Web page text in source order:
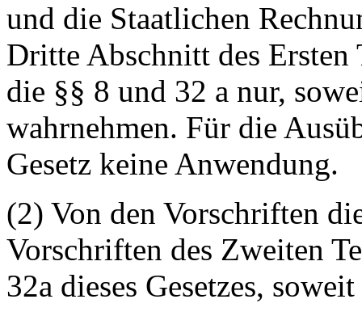
und die Staatlichen
Dritte Abschnitt des
die §§ 8 und 32 a nur,
wahrnehmen. Für die
Gesetz keine Anwendung.
(2) Von den Vorschriften
Vorschriften des Zweiten
32a dieses Gesetzes, soweit